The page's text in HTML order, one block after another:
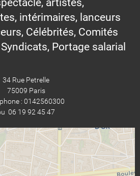
intérimaires, lanceurs
Célébrités, Comités
Portage salarial
34 Rue Petrelle
75009 Paris
: 0142560300
06 19 92 45 47